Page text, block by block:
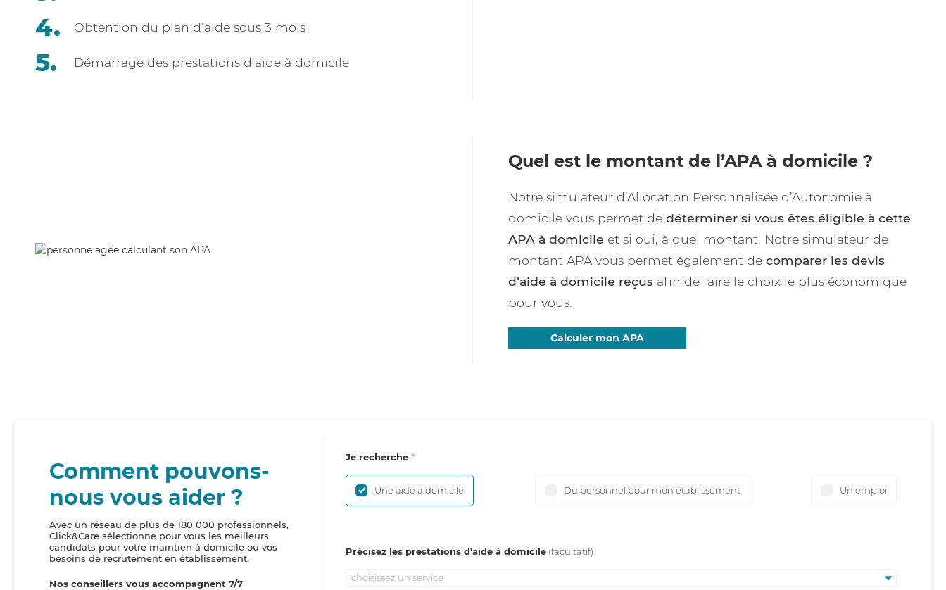
Obtention du plan d’aide sous 3 mois
Démarrage des prestations d’aide à domicile
Quel est le montant de l’APA à domicile ?
Notre simulateur d’Allocation Personnalisée d’Autonomie à
domicile vous permet de déterminer si vous êtes éligible à cette
APA à domicile et si oui, à quel montant. Notre simulateur de
montant APA vous permet également de comparer les devis
d’aide à domicile reçus afin de faire le choix le plus économique
pour vous.
Calculer mon APA
Comment pouvons-
nous vous aider ?
Avec un réseau de plus de 180 000 professionnels,
Click&Care sélectionne pour vous les meilleurs
candidats pour votre maintien à domicile ou vos
besoins de recrutement en établissement.
Nos conseillers vous accompagnent 7/7
Je recherche
Une aide à domicile Du personnel pour mon établissement Un emploi
Précisez les prestations d'aide à domicile
choisissez un service